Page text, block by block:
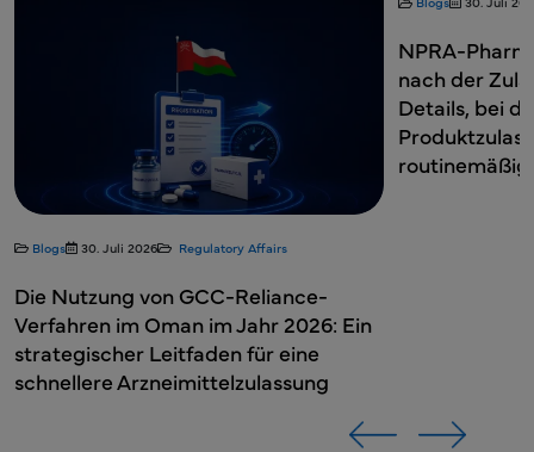
Ein
NPRA-Pharmakovigilanzpflichten
nach der Zulassung in Malaysia: Die
Details, bei denen
Produktzulassungsinhaber (PRHs)
routinemäßig Fehler machen